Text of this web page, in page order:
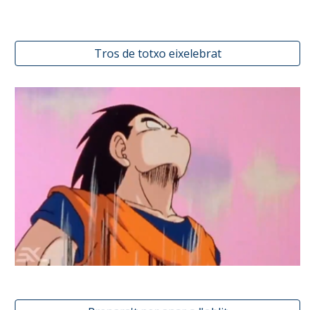
Tros de totxo eixelebrat